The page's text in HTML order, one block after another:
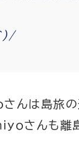
んは島旅の
さんも離